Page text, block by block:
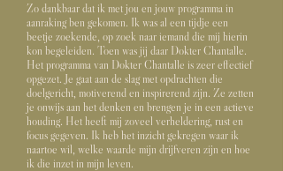
Zo dankbaar dat ik met jou en jouw programma in
aanraking ben gekomen. Ik was al een tijdje een
beetje zoekende, op zoek naar iemand die mij hierin
kon begeleiden. Toen was jij daar Dokter Chantalle.
Het programma van Dokter Chantalle is zeer effectief
opgezet. Je gaat aan de slag met opdrachten die
doelgericht, motiverend en inspirerend zijn. Ze zetten
je onwijs aan het denken en brengen je in een actieve
houding. Het heeft mij zoveel verheldering, rust en
focus gegeven. Ik heb het inzicht gekregen waar ik
naartoe wil, welke waarde mijn drijfveren zijn en hoe
ik die inzet in mijn leven.